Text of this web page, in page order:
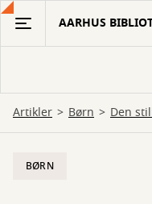
Gå
hovedindhold
AARHUS
Artikler Børn Den
BØRN